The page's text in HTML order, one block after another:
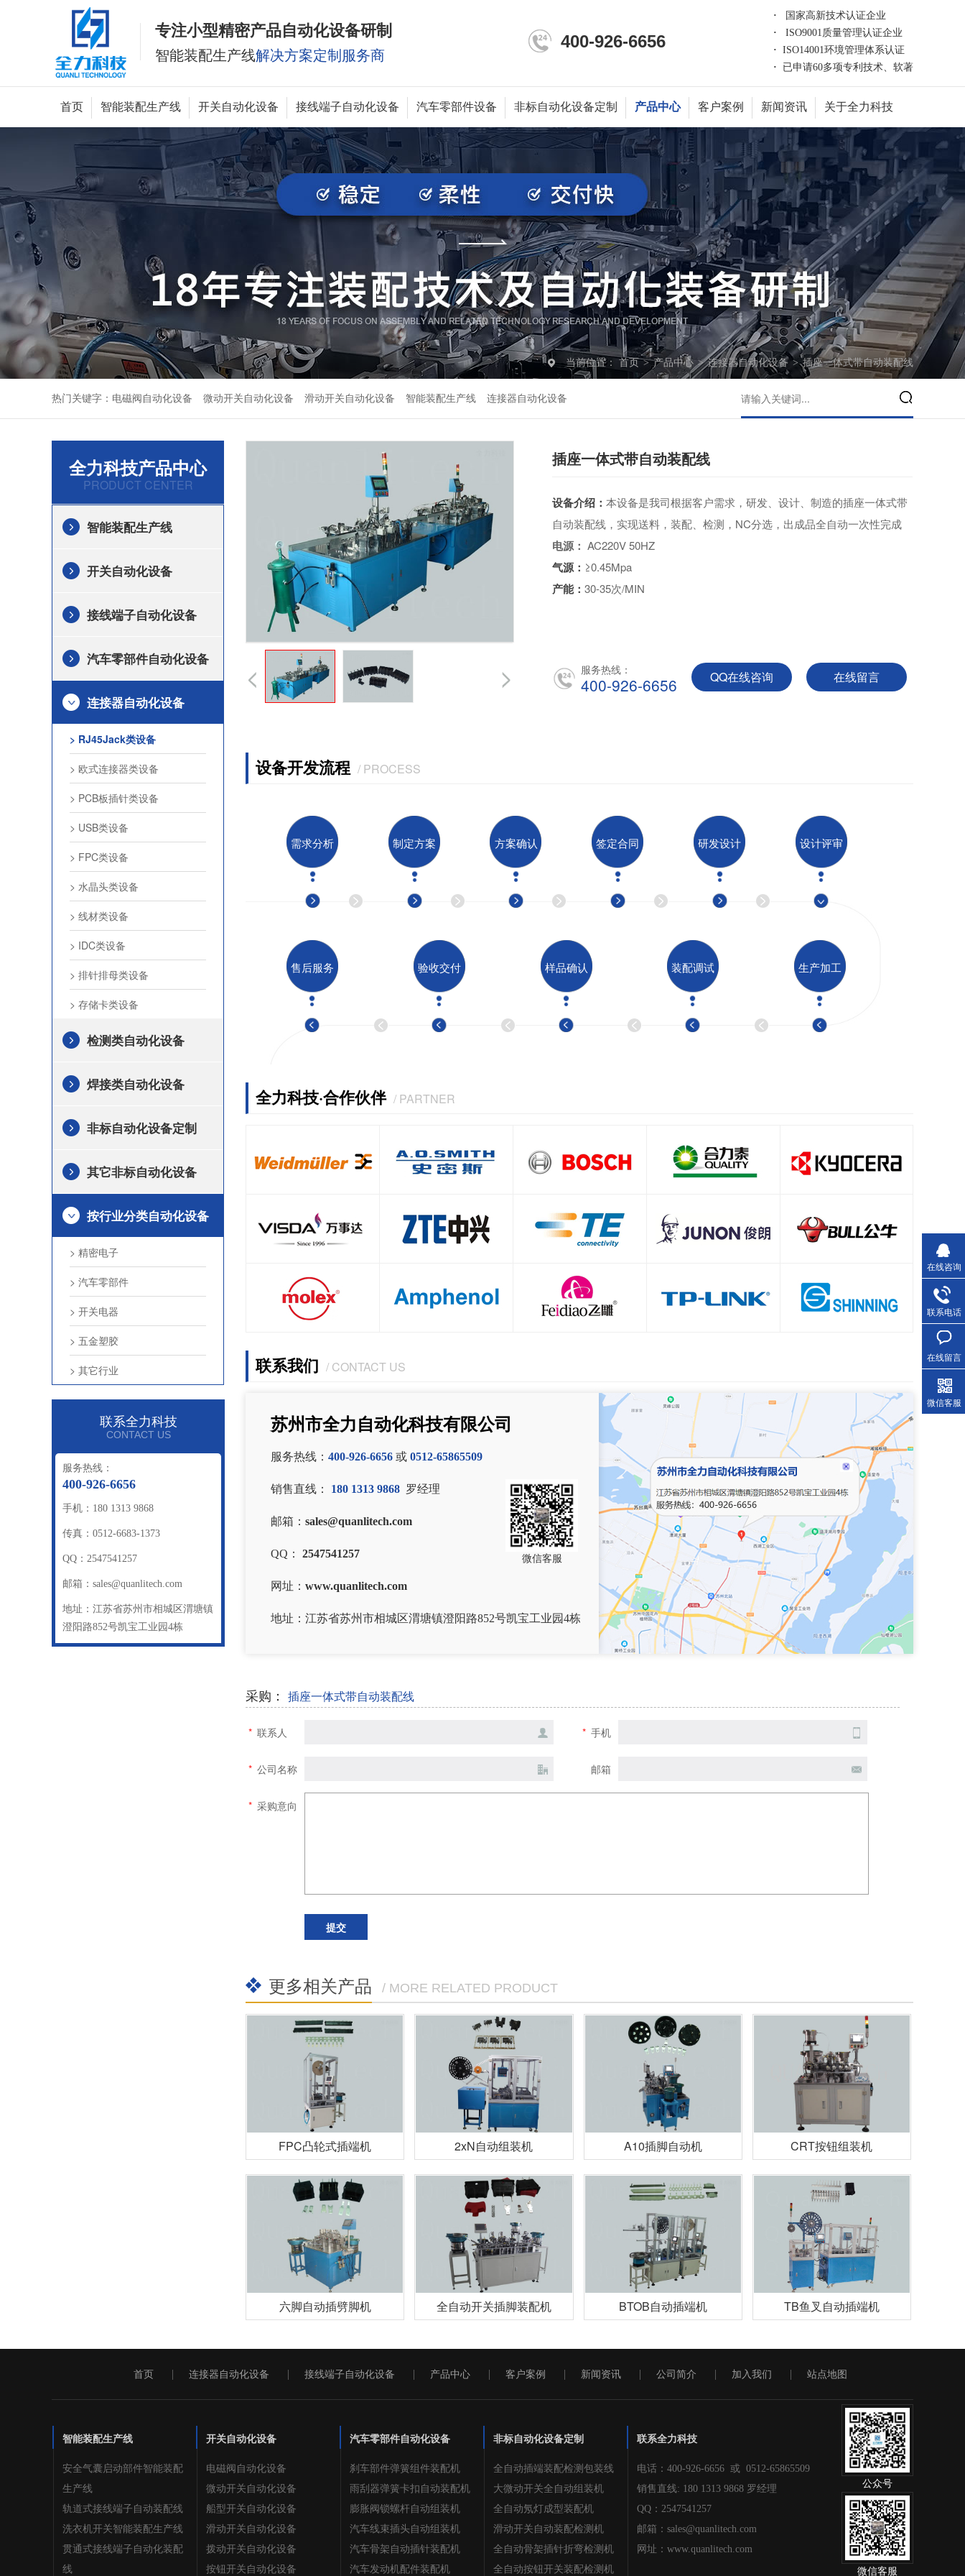
专注小型精密产品自动化设备研制
智能装配生产线解决方案定制服务商
·
国家高新技术认证企业
·
ISO9001质量管理认证企业
· ISO14001环境管理体系认证
· 已申请60多项专利技术、软著
400-926-6656
首页 智能装配生产线 开关自动化设备 接线端子自动化设备 汽车零部件设备 非标自动化设备定制 产品中心 客户案例 新闻资讯 关于全力科技
当前位置： 首页>产品中心 >连接器自动化设备 >插座一体式带自动装配线
热门关键字： 电磁阀自动化设备 微动开关自动化设备 滑动开关自动化设备 智能装配生产线 连接器自动化设备
插座一体式带自动装配线
设备介绍： 本设备是我司根据客户需求，研发、设计、制造的插座一体式带
自动装配线，实现送料，装配、检测，NC分选，出成品全自动一次性完成
电源： AC220V 50HZ
气源： ≥0.45Mpa
产能： 30-35次/MIN
服务热线：
400-926-6656 QQ在线咨询 在线留言
设备开发流程 / PROCESS
需求分析 制定方案 方案确认 签定合同 研发设计 设计评审
售后服务 验收交付 样品确认 装配调试 生产加工
全力科技·合作伙伴 / PARTNER
联系我们 / CONTACT US
苏州市全力自动化科技有限公司
服务热线： 400-926-6656 或 0512-65865509
销售直线： 180 1313 9868 罗经理
邮箱： sales@quanlitech.com
QQ： 2547541257
网址： www.quanlitech.com
地址：江苏省苏州市相城区渭塘镇澄阳路852号凯宝工业园4栋
微信客服
采购： 插座一体式带自动装配线
联系人
* 手机
*
公司名称
* 邮箱
采购意向
*
更多相关产品 / MORE RELATED PRODUCT
FPC凸轮式插端机 2xN自动组装机 A10插脚自动机 CRT按钮组装机
六脚自动插劈脚机 全自动开关插脚装配机 BTOB自动插端机 TB鱼叉自动插端机
全力科技产品中心
PRODUCT CENTER
智能装配生产线
开关自动化设备
接线端子自动化设备
汽车零部件自动化设备
连接器自动化设备
> RJ45Jack类设备
> 欧式连接器类设备
> PCB板插针类设备
> USB类设备
> FPC类设备
> 水晶头类设备
> 线材类设备
> IDC类设备
> 排针排母类设备
> 存储卡类设备
检测类自动化设备
焊接类自动化设备
非标自动化设备定制
其它非标自动化设备
按行业分类自动化设备
> 精密电子
> 汽车零部件
> 开关电器
> 五金塑胶
> 其它行业
联系全力科技
CONTACT US
服务热线：
400-926-6656
手机：180 1313 9868
传真：0512-6683-1373
QQ：2547541257
邮箱：sales@quanlitech.com
地址：江苏省苏州市相城区渭塘镇
澄阳路852号凯宝工业园4栋
首页 连接器自动化设备 接线端子自动化设备 产品中心 客户案例 新闻资讯 公司简介 加入我们 站点地图
智能装配生产线
安全气囊启动部件智能装配
生产线
轨道式接线端子自动装配线
洗衣机开关智能装配生产线
贯通式接线端子自动化装配
线
开关自动化设备
电磁阀自动化设备
微动开关自动化设备
船型开关自动化设备
滑动开关自动化设备
拨动开关自动化设备
按钮开关自动化设备
汽车零部件自动化设备
刹车部件弹簧组件装配机
雨刮器弹簧卡扣自动装配机
膨胀阀锁螺杆自动组装机
汽车线束插头自动组装机
汽车骨架自动插针装配机
汽车发动机配件装配机
非标自动化设备定制
全自动插端装配检测包装线
大微动开关全自动组装机
全自动氖灯成型装配机
滑动开关自动装配检测机
全自动骨架插针折弯检测机
全自动按钮开关装配检测机
联系全力科技
电话：400-926-6656 或 0512-65865509
销售直线: 180 1313 9868 罗经理
QQ：2547541257
邮箱：sales@quanlitech.com
网址：www.quanlitech.com
公众号
微信客服
在线咨询
联系电话
在线留言
微信客服